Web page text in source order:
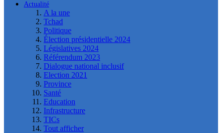
Actualité
A la une
Tchad
Politique
Élection présidentielle 2024
Législatives 2024
Référendum 2023
Dialogue national inclusif
Election 2021
Province
Santé
Education
Infrastructure
TICs
Tout afficher